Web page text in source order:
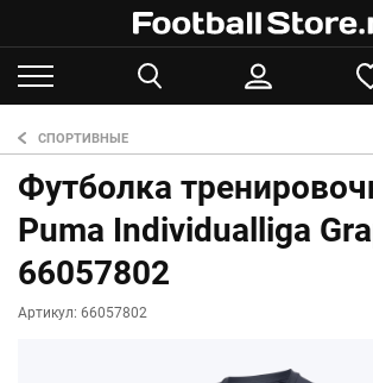
СПОРТИВНЫЕ
Футболка
Puma Individualliga
66057802
Артикул: 66057802